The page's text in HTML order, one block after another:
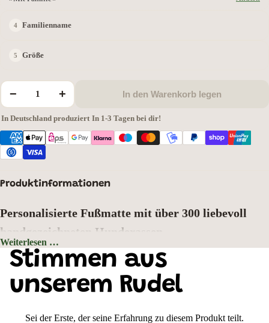
Familienname
Größe
− + In den Warenkorb legen
In Deutschland produziert In 1-3 Tagen bei dir!
Produktinformationen
Personalisierte Fußmatte mit über 300 liebevoll
handgezeichneten Hunderassen
Zeigen Sie schon an der Haustür, wer hier zu Hause ist. Wählen Sie aus
300 liebevoll handgezeichneten HunderassenIhr Lieblingsmotiv und
gestalten Sie Ihre ganz persönliche Fußmatte mit Wunschtext oder
Hundenamen. Jedes Motiv wurde mit viel Liebe zum Detail gezeichnet und
Weiterlesen …
Hintergrundfarbe: Grau
Stimmen aus
unserem Rudel
Sei der Erste, der seine Erfahrung zu diesem Produkt teilt.